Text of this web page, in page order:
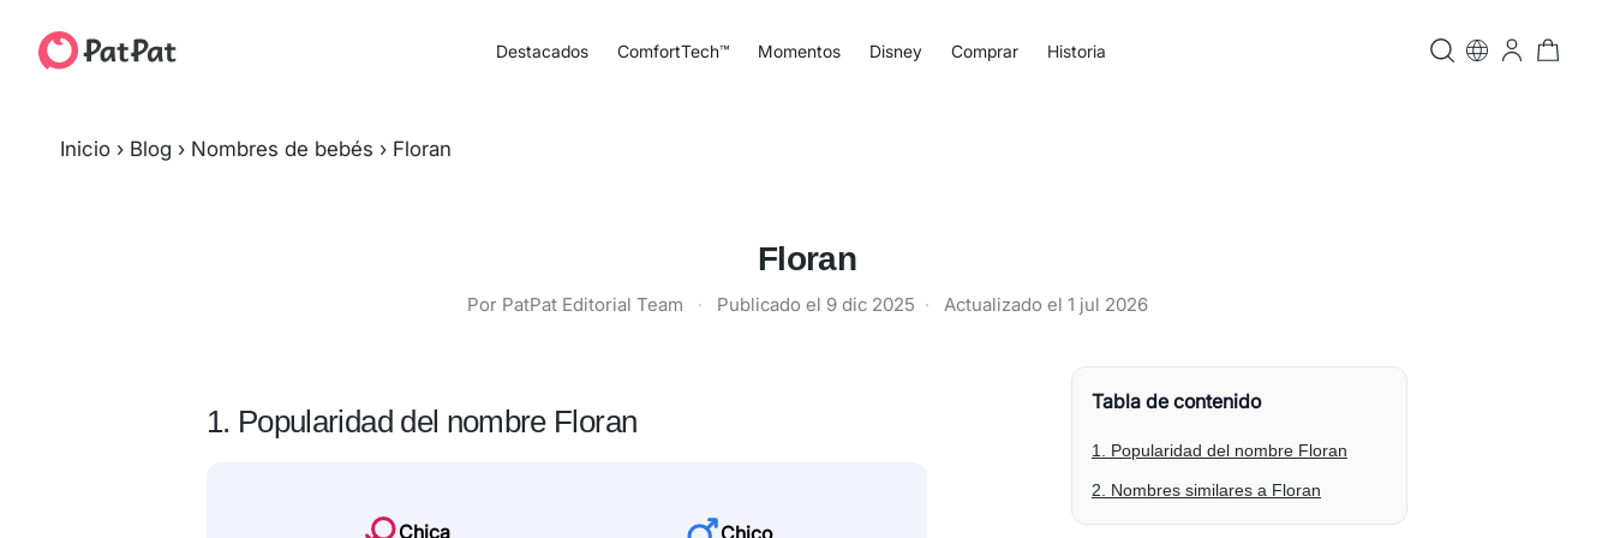
Destacados ComfortTech™ Momentos Disney Comprar Historia
Inicio › Blog › Nombres de bebés › Floran
Floran
Por PatPat Editorial Team · Publicado el 9 dic 2025 · Actualizado el 1 jul 2026
1. Popularidad del nombre Floran
Chica Chico
Tabla de contenido
1. Popularidad del nombre Floran
2. Nombres similares a Floran